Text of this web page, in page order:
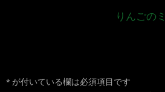
りんごの
* が付いている欄は必須項目です